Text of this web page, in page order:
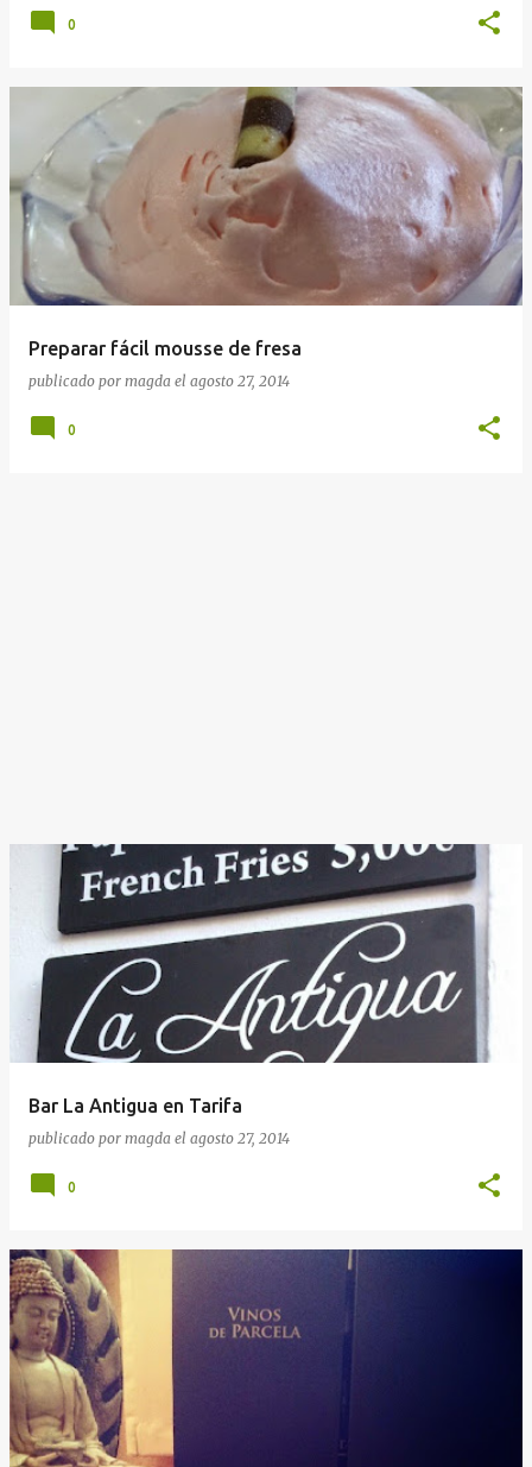
0
Preparar fácil mousse de fresa
publicado por magda el agosto 27, 2014
0
Bar La Antigua en Tarifa
publicado por magda el agosto 27, 2014
0